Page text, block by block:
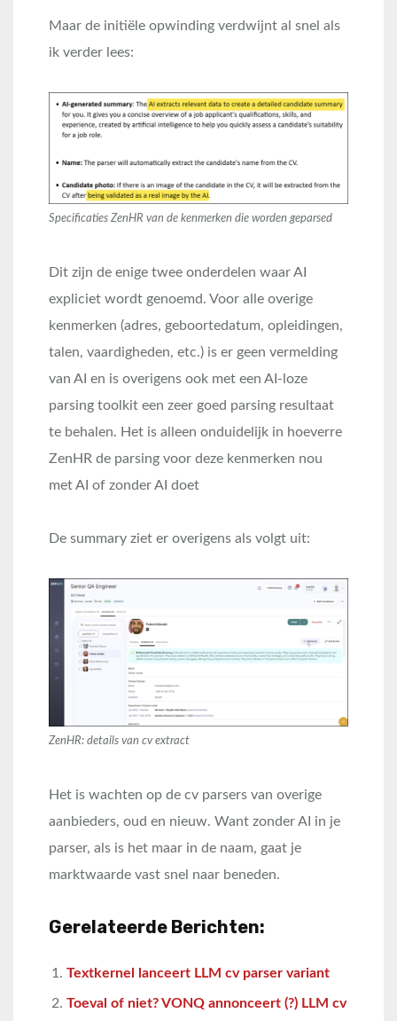
Maar de initiële opwinding verdwijnt al snel als
ik verder lees:
Specificaties ZenHR van de kenmerken die worden geparsed
Dit zijn de enige twee onderdelen waar AI
expliciet wordt genoemd. Voor alle overige
kenmerken (adres, geboortedatum, opleidingen,
talen, vaardigheden, etc.) is er geen vermelding
van AI en is overigens ook met een AI-loze
parsing toolkit een zeer goed parsing resultaat
te behalen. Het is alleen onduidelijk in hoeverre
ZenHR de parsing voor deze kenmerken nou
met AI of zonder AI doet
De summary ziet er overigens als volgt uit:
ZenHR: details van cv extract
Het is wachten op de cv parsers van overige
aanbieders, oud en nieuw. Want zonder AI in je
parser, als is het maar in de naam, gaat je
marktwaarde vast snel naar beneden.
Gerelateerde Berichten:
Textkernel lanceert LLM cv parser variant
Toeval of niet? VONQ annonceert (?) LLM cv